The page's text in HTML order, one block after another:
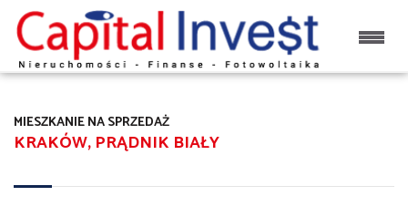
KRAKÓW, PRĄDNIK BIAŁY
MIESZKANIE NA SPRZEDAŻ